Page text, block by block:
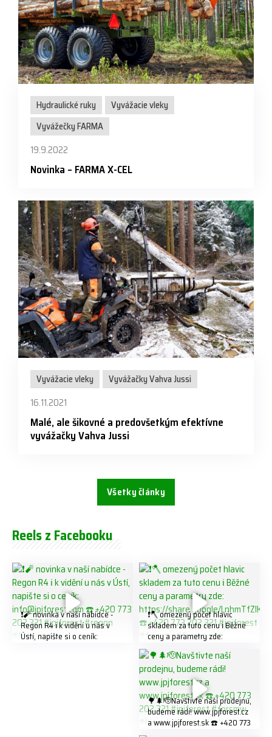
Hydraulické ruky
Vyvážacie vleky
Vyvážečky FARMA
19.9.2022
Novinka – FARMA X-CEL
Vyvážacie vleky
Vyvážačky Vahva Jussi
16.11.2021
Malé, ale šikovné a predovšetkým efektívne
vyvážačky Vahva Jussi
Všetky články
Reels z Facebooku
❗️🧨 novinka v naší nabídce -
Regon R4 ℹ️ k vidění u nás v
Ústí, napište si o ceník:
❗️🪓 omezený počet hlavic
skladem za tuto cenu ℹ️ Běžné
ceny a parametry zde:
K8W5t7i6o ☎️ +420 773 202
321 #jpjforest #forsmw
#firewood #
🌳🌲🫡Navštivte naší prodejnu,
budeme rádi! www.jpjforest.cz
a www.jpjforest.sk ☎️ +420 773